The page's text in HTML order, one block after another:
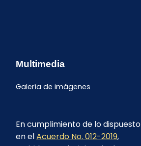
Multimedia
Galería de imágenes
En cumplimiento de lo dispuesto
en elAcuerdo No. 012-2019,